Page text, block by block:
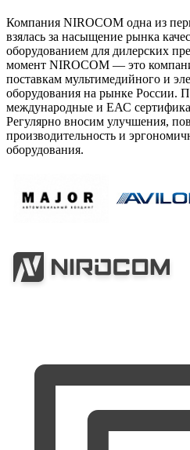
Компания NIROCOM одна из
взялась за насыщение рынка
оборудованием для дилерских
момент NIROCOM — это
поставкам мультимедийного и
оборудования на рынке России.
международные и ЕАС
Регулярно вносим улучшения,
производительность и
оборудования.